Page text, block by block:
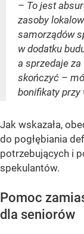
– To jest
zasoby
samorządów
w dodatku
a sprzedaje
skończyć –
bonifikaty przy
Jak wskazała,
do pogłębiania
potrzebujących i
spekulantów.
Pomoc
dla seniorów